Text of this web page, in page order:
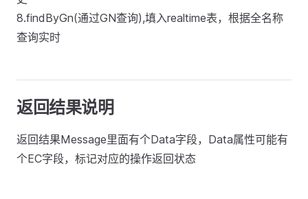
8.findByGn(通过GN查询),填入realtime表，根据全名称
查询实时
返回结果说明
返回结果Message里面有个Data字段，Data属性可能有
个EC字段，标记对应的操作返回状态